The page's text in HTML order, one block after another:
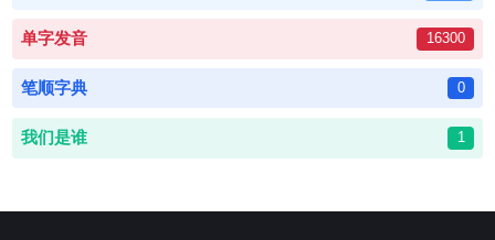
单字发音 16300
笔顺字典 0
我们是谁 1